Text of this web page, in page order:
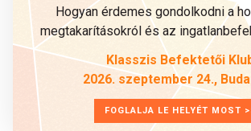
Hogyan érdemes gondolkodni a
megtakarításokról és az
Klasszis Befektetői
2026. szeptember 24.,
FOGLALJA LE HELYÉT MOST